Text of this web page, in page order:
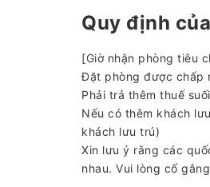
Quy định
[Giờ nhận phòng tiêu
Đặt phòng được chấp
Phải trả thêm thuế
Nếu có thêm khách
khách lưu trú)
Xin lưu ý rằng các
nhau. Vui lòng cố